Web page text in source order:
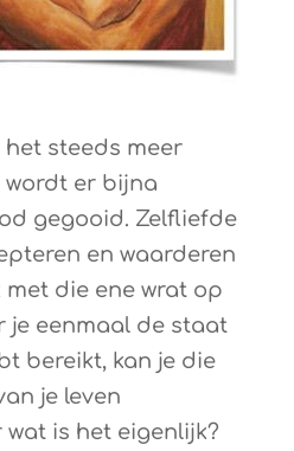
steeds meer
wordt er bijna
gegooid. Zelfliefde
en waarderen
met die ene wrat op
je eenmaal de staat
bereikt, kan je die
je leven
is het eigenlijk?